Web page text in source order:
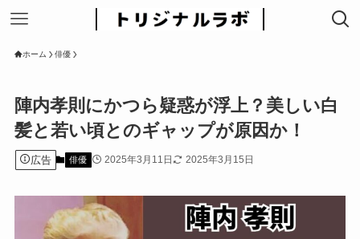
ホーム 俳優
陣内孝則にかつら疑惑が浮上？美しい白
髪と若い頃とのギャップが原因か！
広告 俳優 2025年3月11日 2025年3月15日